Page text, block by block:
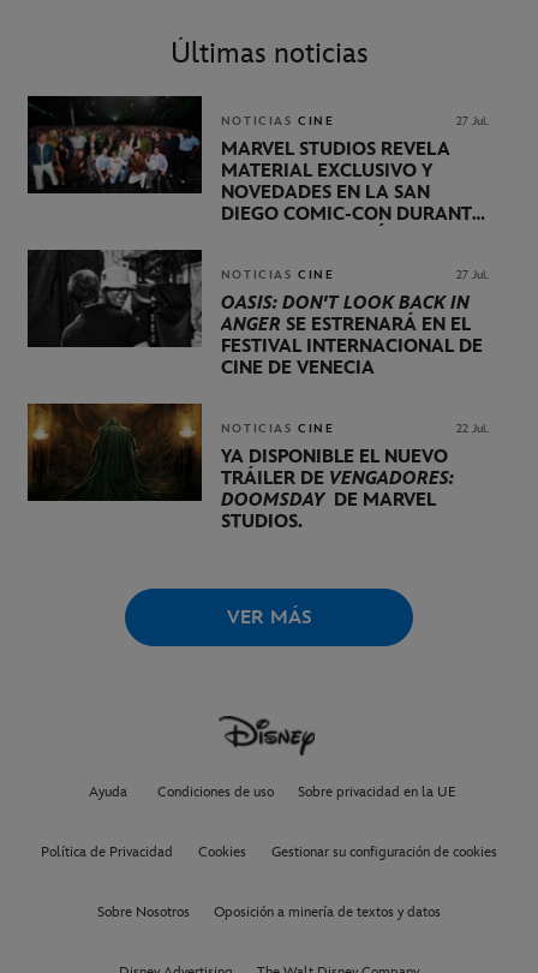
Últimas noticias
NOTICIAS CINE 27 Jul.
MARVEL STUDIOS REVELA
MATERIAL EXCLUSIVO Y
NOVEDADES EN LA SAN
DIEGO COMIC-CON DURANTE
NOTICIAS CINE 27 Jul.
OASIS: DON'T LOOK BACK IN
ANGER SE ESTRENARÁ EN EL
FESTIVAL INTERNACIONAL DE
CINE DE VENECIA
NOTICIAS CINE 22 Jul.
YA DISPONIBLE EL NUEVO
TRÁILER DE VENGADORES:
DOOMSDAYDE MARVEL
STUDIOS.
VER MÁS
Ayuda Condiciones de uso Sobre privacidad en la UE
Política de Privacidad Cookies Gestionar su configuración de cookies
Sobre Nosotros Oposición a minería de textos y datos